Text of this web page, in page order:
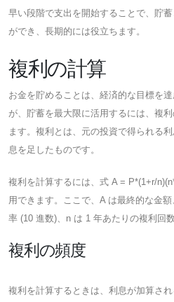
早い段階で支出を開始することで、貯
ができ、長期的には役立ちます。
複利の計算
お金を貯めることは、経済的な目標を
が、貯蓄を最大限に活用するには、複
ます。複利とは、元の投資で得られる
息を足したものです。
複利を計算するには、式 A =​​ P*(1+r/
用できます。ここで、A は最終的な金
率 (10 進数)、n は 1 年あたりの複利回
複利の頻度
複利を計算するときは、利息が加算さ